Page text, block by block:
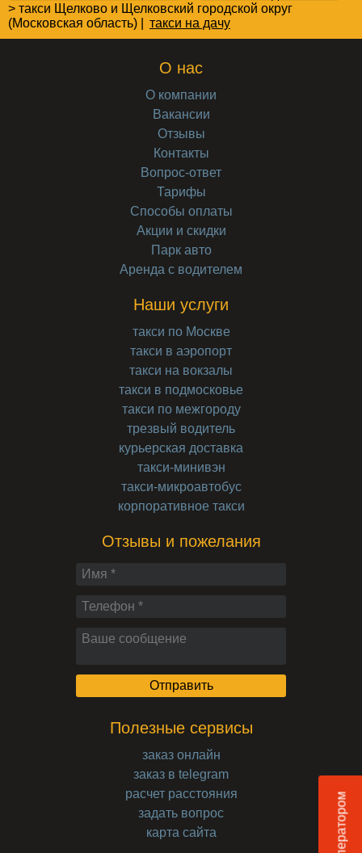
> такси Щелково и Щелковский городской округ
(Московская область)
такси на дачу
О нас
О компании
Вакансии
Отзывы
Контакты
Вопрос-ответ
Тарифы
Способы оплаты
Акции и скидки
Парк авто
Аренда с водителем
Наши услуги
такси по Москве
такси в аэропорт
такси на вокзалы
такси в подмосковье
такси по межгороду
трезвый водитель
курьерская доставка
такси-минивэн
такси-микроавтобус
корпоративное такси
Отзывы и пожелания
Полезные сервисы
заказ онлайн
заказ в telegram
расчет расстояния
задать вопрос
карта сайта